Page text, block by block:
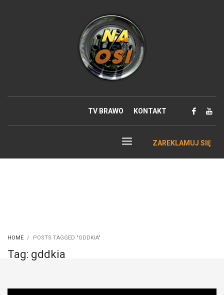
TV BRAWO KONTAKT
ZAREKLAMUJ SIĘ
HOME POSTS TAGGED "GDDKIA"
Tag: gddkia